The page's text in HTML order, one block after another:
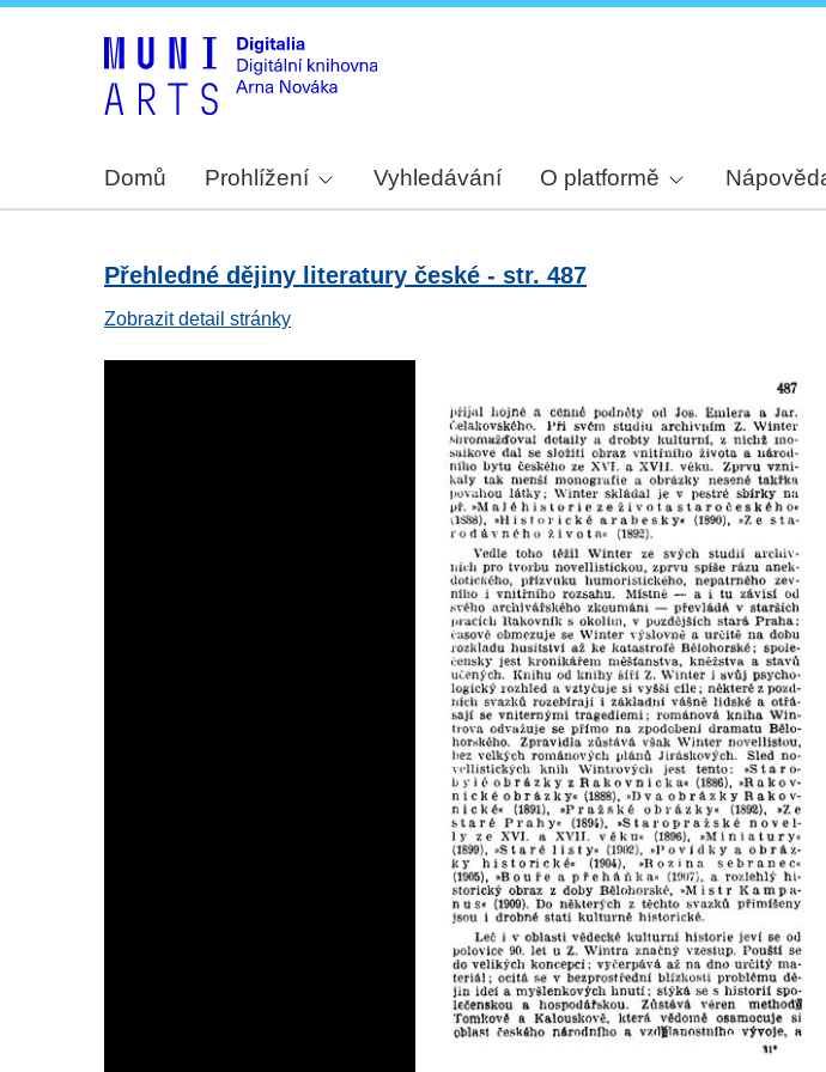
Domů Prohlížení Vyhledávání O platformě
Přehledné dějiny literatury české - str. 487
Zobrazit detail stránky